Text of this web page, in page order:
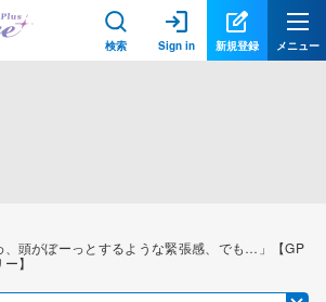
検索 Sign in 新規登録 メニュー
、頭がぼーっとするような緊張感、でも…」【GP
】